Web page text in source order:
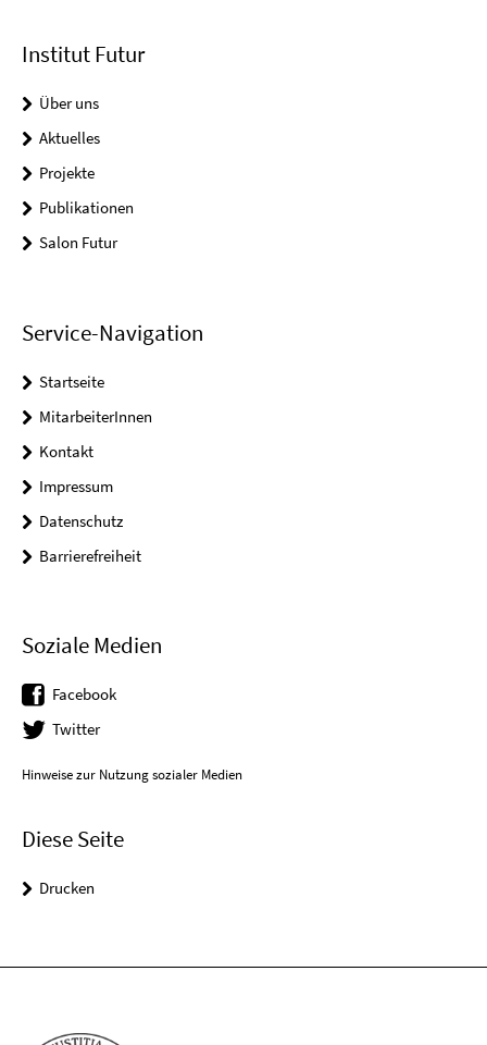
Institut Futur
Über uns
Aktuelles
Projekte
Publikationen
Salon Futur
Service-Navigation
Startseite
MitarbeiterInnen
Kontakt
Impressum
Datenschutz
Barrierefreiheit
Soziale Medien
Facebook
Twitter
Hinweise zur Nutzung sozialer Medien
Diese Seite
Drucken